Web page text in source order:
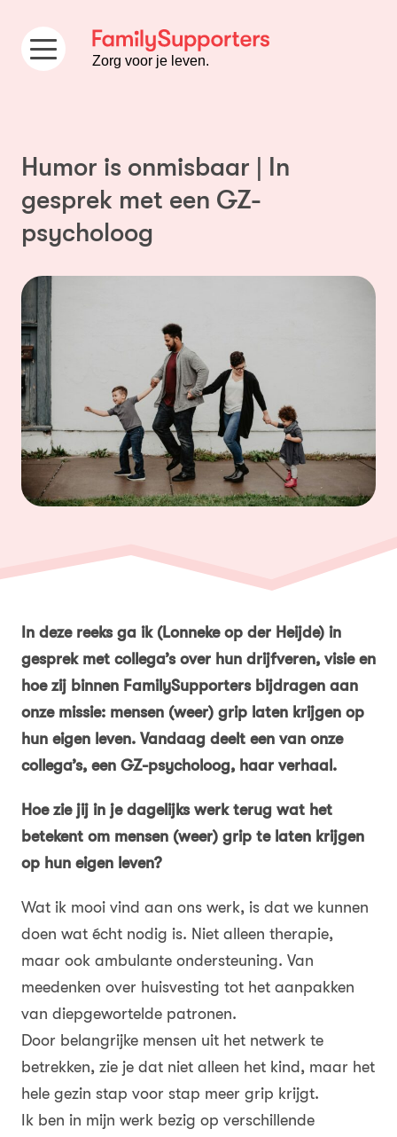
Zorg voor je leven.
Humor is onmisbaar | In
gesprek met een GZ-
psycholoog
In deze reeks ga ik (Lonneke op der Heijde) in
gesprek met collega’s over hun drijfveren, visie en
hoe zij binnen FamilySupporters bijdragen aan
onze missie: mensen (weer) grip laten krijgen op
hun eigen leven. Vandaag deelt een van onze
collega’s, een GZ-psycholoog, haar verhaal.
Hoe zie jij in je dagelijks werk terug wat het
betekent om mensen (weer) grip te laten krijgen
op hun eigen leven?
Wat ik mooi vind aan ons werk, is dat we kunnen
doen wat écht nodig is. Niet alleen therapie,
maar ook ambulante ondersteuning. Van
meedenken over huisvesting tot het aanpakken
van diepgewortelde patronen.
Door belangrijke mensen uit het netwerk te
betrekken, zie je dat niet alleen het kind, maar het
hele gezin stap voor stap meer grip krijgt.
Ik ben in mijn werk bezig op verschillende